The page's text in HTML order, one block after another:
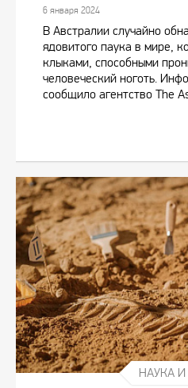
6 января 2024
В Австралии случайно
ядовитого паука в мире,
клыками, способными
человеческий ноготь.
сообщило агентство The
НАУКА